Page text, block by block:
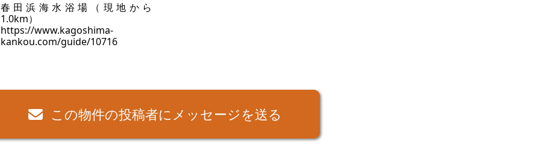
春田浜海水浴場（現地から
1.0km）
https://www.kagoshima-
kankou.com/guide/10716
この物件の投稿者にメッセージを送る